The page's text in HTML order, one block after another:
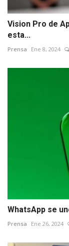
Vision Pro de
esta...
Prensa Ene 8, 2024
WhatsApp se
Prensa Ene 26, 2024